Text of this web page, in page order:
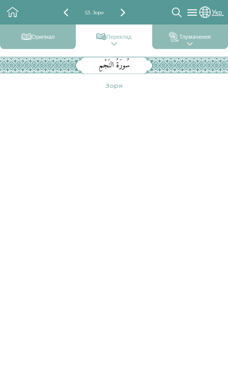
53. Зоря Укр.
Оригінал Переклад Тлумачення
سُورَةُ النَجْمِ
Зоря